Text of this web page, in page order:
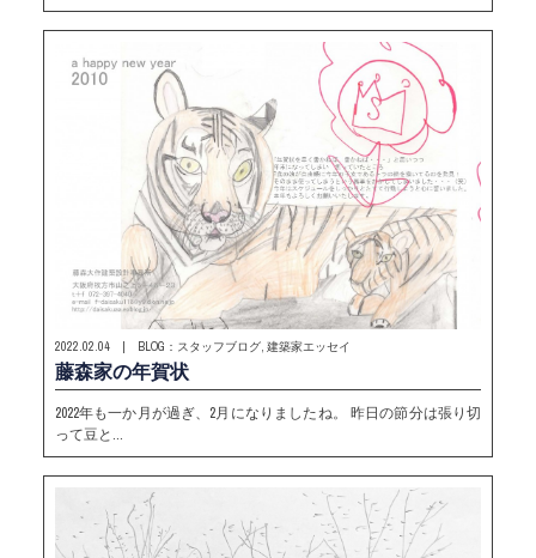
2022.02.04 | BLOG：スタッフブログ, 建築家エッセイ
藤森家の年賀状
2022年も一か月が過ぎ、2月になりましたね。 昨日の節分は張り切
って豆と…